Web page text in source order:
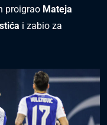
proigrao Mateja
i zabio za